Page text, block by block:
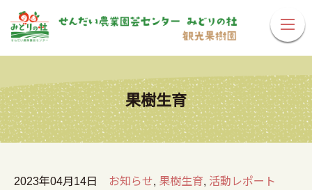
果樹生育
2023年04月14日 お知らせ, 果樹生育, 活動レポート